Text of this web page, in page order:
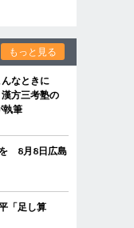
もっと見る
なときに
方三考塾の
執筆
を 8月8日広島
「足し算